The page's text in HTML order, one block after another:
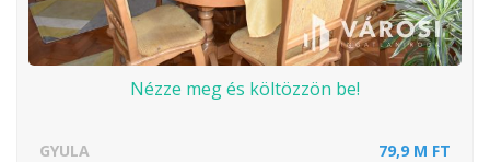
Nézze meg és költözzön be!
GYULA 79,9 M FT